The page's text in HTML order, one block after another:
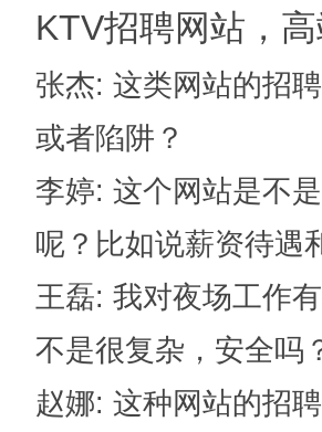
KTV招聘网站，
张杰: 这类网站的招
或者陷阱？
李婷: 这个网站是不
呢？比如说薪资待遇
王磊: 我对夜场工作
不是很复杂，安全吗
赵娜: 这种网站的招